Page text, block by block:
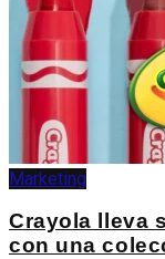
Marketing
Crayola lleva
con una